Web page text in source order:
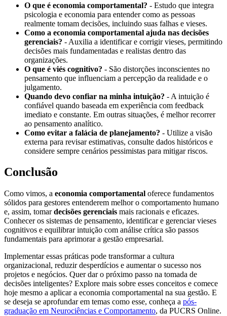
O que é economia comportamental? - Estudo que integra
psicologia e economia para entender como as pessoas
realmente tomam decisões, incluindo suas falhas e vieses.
Como a economia comportamental ajuda nas decisões
gerenciais? - Auxilia a identificar e corrigir vieses, permitindo
decisões mais fundamentadas e realistas dentro das
organizações.
O que é viés cognitivo? - São distorções inconscientes no
pensamento que influenciam a percepção da realidade e o
julgamento.
Quando devo confiar na minha intuição? - A intuição é
confiável quando baseada em experiência com feedback
imediato e constante. Em outras situações, é melhor recorrer
ao pensamento analítico.
Como evitar a falácia de planejamento? - Utilize a visão
externa para revisar estimativas, consulte dados históricos e
considere sempre cenários pessimistas para mitigar riscos.
Conclusão
Como vimos, a economia comportamental oferece fundamentos
sólidos para gestores entenderem melhor o comportamento humano
e, assim, tomardecisões gerenciais mais racionais e eficazes.
Conhecer os sistemas de pensamento, identificar e gerenciar vieses
cognitivos e equilibrar intuição com análise crítica são passos
fundamentais para aprimorar a gestão empresarial.
Implementar essas práticas pode transformar a cultura
organizacional, reduzir desperdícios e aumentar o sucesso nos
projetos e negócios. Quer dar o próximo passo na tomada de
decisões inteligentes? Explore mais sobre esses conceitos e comece
hoje mesmo a aplicar a economia comportamental na sua gestão. E
se deseja se aprofundar em temas como esse, conheça a pós-
graduação em Neurociências e Comportamento, da PUCRS Online.